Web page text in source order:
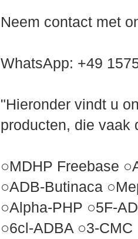
Neem contact met
WhatsApp: +49
"Hieronder vindt u
producten, die vaak
○MDHP Freebase
○ADB-Butinaca
○Alpha-PHP ○5F-
○6cl-ADBA ○3-